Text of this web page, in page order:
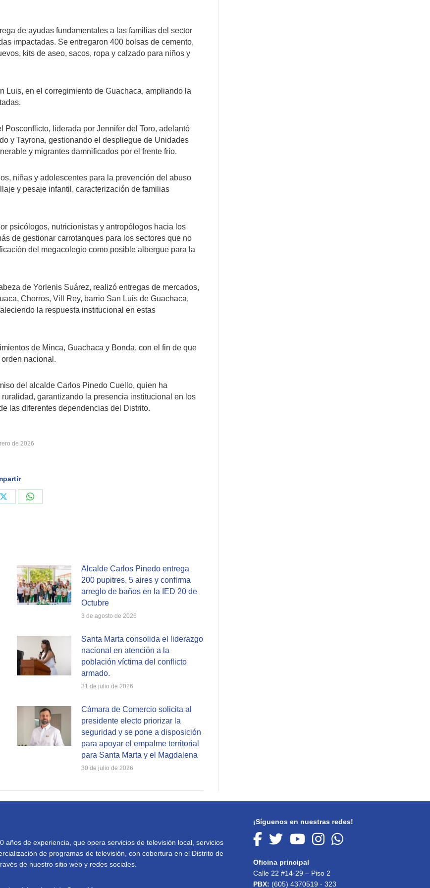
de ayudas fundamentales a las familias del sector
impactadas. Se entregaron 400 bolsas de cemento,
kits de aseo, sacos, ropa y calzado para niños y
Luis, en el corregimiento de Guachaca, ampliando la
liderada por Jennifer del Toro, adelantó
y Tayrona, gestionando el despliegue de Unidades
y migrantes damnificados por el frente frío.
niñas y adolescentes para la prevención del abuso
y pesaje infantil, caracterización de familias
psicólogos, nutricionistas y antropólogos hacia los
de gestionar carrotanques para los sectores que no
del megacolegio como posible albergue para la
de Yorlenis Suárez, realizó entregas de mercados,
Chorros, Vill Rey, barrio San Luis de Guachaca,
la respuesta institucional en estas
de Minca, Guachaca y Bonda, con el fin de que
nacional.
del alcalde Carlos Pinedo Cuello, quien ha
garantizando la presencia institucional en los
las diferentes dependencias del Distrito.
de 2026
Share
Share
Alcalde Carlos Pinedo entrega
200 pupitres, 5 aires y confirma
arreglo de baños en la IED 20 de
Octubre
3 de agosto de 2026
Santa Marta consolida el liderazgo
nacional en atención a la
población víctima del conflicto
armado.
31 de julio de 2026
Cámara de Comercio solicita al
presidente electo priorizar la
seguridad y se pone a disposición
para apoyar el empalme territorial
para Santa Marta y el Magdalena
30 de julio de 2026
años de experiencia, que opera servicios de televisión local, servicios
de programas de televisión, con cobertura en el Distrito de
de nuestro sitio web y redes sociales.
¡Síguenos en nuestras redes!
Oficina principal
Calle 22 #14-29 – Piso 2
PBX: (605) 4370519 - 323